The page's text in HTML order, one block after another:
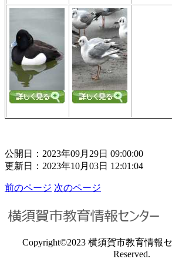
公開日：2023年09月29日 09:00:00
更新日：2023年10月03日 12:01:04
前のページ 次のページ
Copyright©2023 横須賀市教育情報
Reserved.